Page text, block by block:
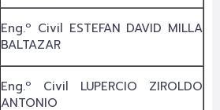
Eng.º Civil ESTEFAN DAVID MILLA
BALTAZAR
Eng.º Civil LUPERCIO ZIROLDO
ANTONIO